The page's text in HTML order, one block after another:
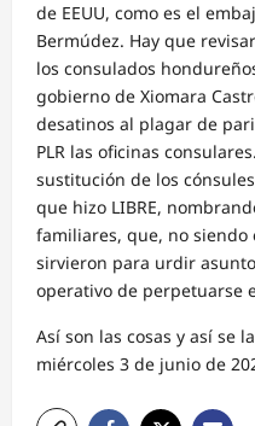
de EEUU, como es el
Bermúdez. Hay que
los consulados
gobierno de Xiomara
desatinos al plagar de
PLR las oficinas
sustitución de los
que hizo LIBRE,
familiares, que, no siendo
sirvieron para urdir
operativo de perpetuarse
Así son las cosas y así se
miércoles 3 de junio de